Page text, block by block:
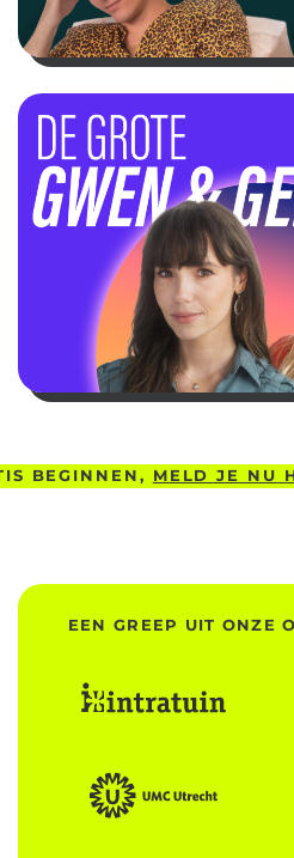
MELD JE NU
EEN GREEP UIT ONZE